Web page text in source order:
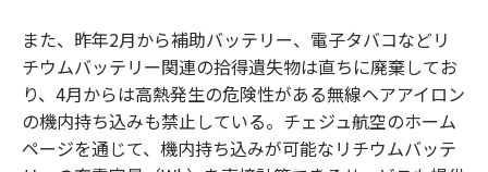
また、昨年2月から補助バッテリー、電子タバコなどリ
チウムバッテリー関連の拾得遺失物は直ちに廃棄してお
り、4月からは高熱発生の危険性がある無線ヘアアイロン
の機内持ち込みも禁止している。チェジュ航空のホーム
ページを通じて、機内持ち込みが可能なリチウムバッテ